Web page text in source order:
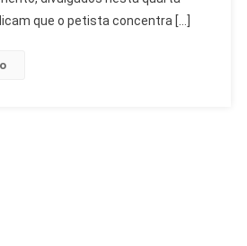
que o petista concentra […]